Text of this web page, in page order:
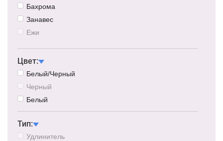
Бахрома
Занавес
Ежи
Сеть
Водопад
Цвет:
Белый/Черный
Черный
Белый
Тип:
Удлинитель